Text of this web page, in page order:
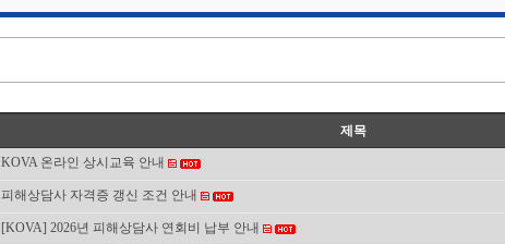
교육훈련
자격심사
자격복원
공지사항
규정ㆍ양식
상담접수
제목
KOVA 온라인 상시교육 안내
피해상담사 자격증 갱신 조건 안내
[KOVA] 2026년 피해상담사 연회비 납부 안내